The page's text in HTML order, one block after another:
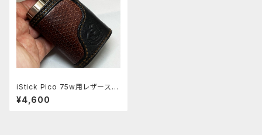
iStick Pico 75w用レザースリ
ーブ [117-pc]
¥4,600